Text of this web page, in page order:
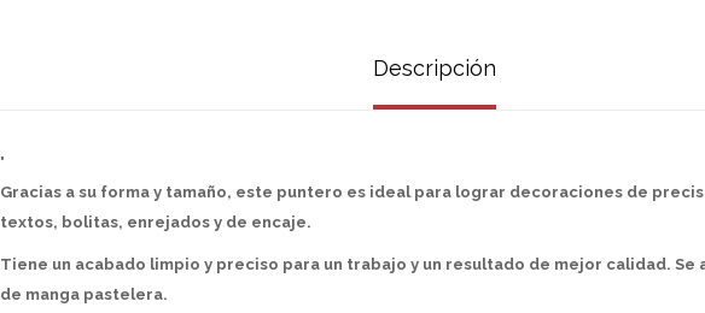
Descripción
"
Gracias a su forma y tamaño, este puntero es ideal para lograr decoraciones de
textos, bolitas, enrejados y de encaje.
Tiene un acabado limpio y preciso para un trabajo y un resultado de mejor calidad.
de manga pastelera.